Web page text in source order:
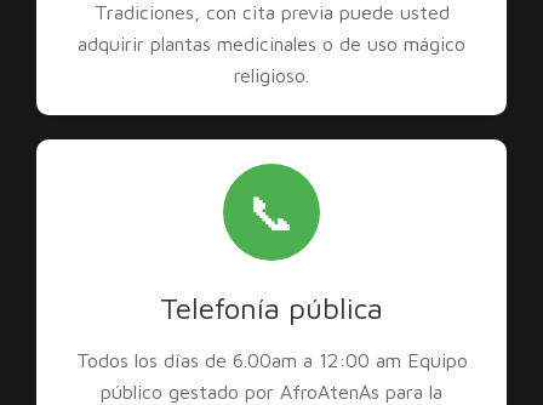
Tradiciones, con cita previa puede usted
adquirir plantas medicinales o de uso mágico
religioso.
📞
Telefonía pública
Todos los días de 6.00am a 12:00 am Equipo
público gestado por AfroAtenAs para la